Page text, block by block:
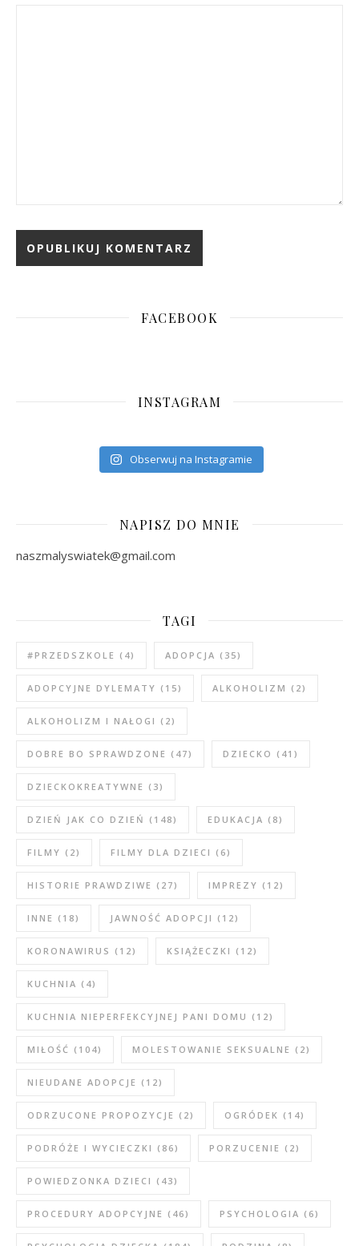
FACEBOOK
INSTAGRAM
Obserwuj na Instagramie
NAPISZ DO MNIE
naszmalyswiatek@gmail.com
TAGI
#PRZEDSZKOLE (4) ADOPCJA (35)
ADOPCYJNE DYLEMATY (15) ALKOHOLIZM (2)
ALKOHOLIZM I NAŁOGI (2)
DOBRE BO SPRAWDZONE (47) DZIECKO (41)
DZIECKOKREATYWNE (3)
DZIEŃ JAK CO DZIEŃ (148) EDUKACJA (8)
FILMY (2) FILMY DLA DZIECI (6)
HISTORIE PRAWDZIWE (27) IMPREZY (12)
INNE (18) JAWNOŚĆ ADOPCJI (12)
KORONAWIRUS (12) KSIĄŻECZKI (12)
KUCHNIA (4)
KUCHNIA NIEPERFEKCYJNEJ PANI DOMU (12)
MIŁOŚĆ (104) MOLESTOWANIE SEKSUALNE (2)
NIEUDANE ADOPCJE (12)
ODRZUCONE PROPOZYCJE (2) OGRÓDEK (14)
PODRÓŻE I WYCIECZKI (86) PORZUCENIE (2)
POWIEDZONKA DZIECI (43)
PROCEDURY ADOPCYJNE (46) PSYCHOLOGIA (6)